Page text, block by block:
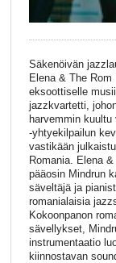
Säkenöivän
Elena & The
eksoottiselle
jazzkvartetti,
harvemmin
-yhtyekilpailun
vastikään
Romania. Elena
pääosin Mindrun
säveltäjä ja
romanialaisia
Kokoonpanon
sävellykset,
instrumentaatio
kiinnostavan